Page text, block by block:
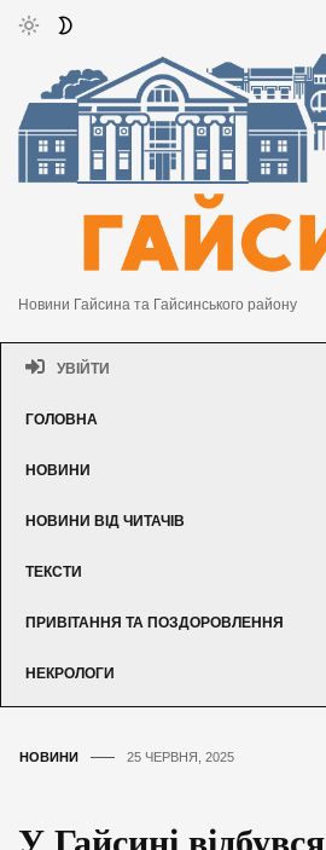
Новини Гайсина та Гайсинського району
УВІЙТИ
ГОЛОВНА
НОВИНИ
НОВИНИ ВІД ЧИТАЧІВ
ТЕКСТИ
ПРИВІТАННЯ ТА ПОЗДОРОВЛЕННЯ
НЕКРОЛОГИ
НОВИНИ 25 ЧЕРВНЯ, 2025
У Гайсині відбувся